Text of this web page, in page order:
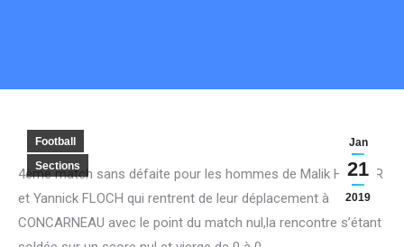
Jan
21
2019
Football
Sections
4ème match sans défaite pour les hommes de Malik HEBBAR
et Yannick FLOCH qui rentrent de leur déplacement à
CONCARNEAU avec le point du match nul,la rencontre s’étant